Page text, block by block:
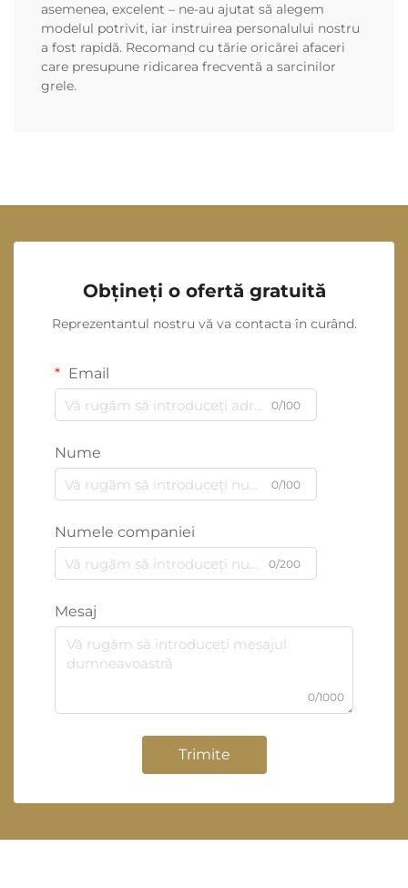
asemenea, excelent – ne-au ajutat să alegem
modelul potrivit, iar instruirea personalului nostru
a fost rapidă. Recomand cu tărie oricărei afaceri
care presupune ridicarea frecventă a sarcinilor
grele.
Obțineți o ofertă gratuită
Reprezentantul nostru vă va contacta în curând.
Email
0/100
Nume
0/100
Numele companiei
0/200
Mesaj
0/1000
Trimite